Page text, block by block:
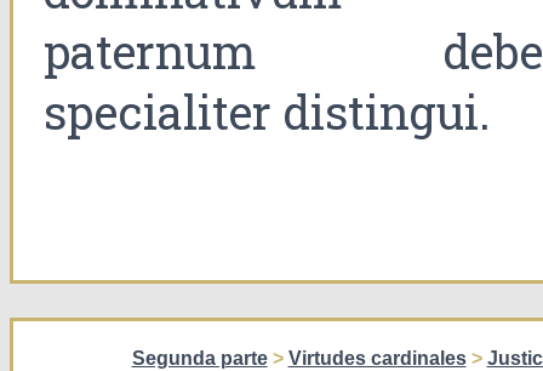
paternum
specialiter distingui.
Segunda parte> Virtudes cardinales>